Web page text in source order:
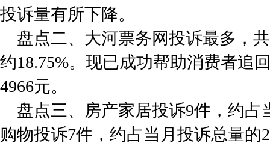
投诉量有所下降。
盘点二、大河票务网投诉最多，
约18.75%。现已成功帮助消费者追
4966元。
盘点三、房产家居投诉9件，约占
购物投诉7件，约占当月投诉总量的